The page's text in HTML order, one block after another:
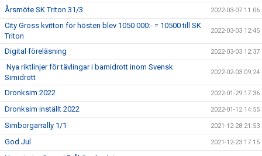
Årsmöte SK Triton 31/3 2022-03-07 11:06
City Gross kvitton för hösten blev 1050 000:- = 10500 till SK
Triton
2022-03-03 12:45
Digital föreläsning 2022-03-03 12:37
Nya riktlinjer för tävlingar i barnidrott inom Svensk
Simidrott
2022-02-03 09:24
Dronksim 2022 2022-01-29 17:36
Dronksim inställt 2022 2022-01-12 14:55
Simborgarrally 1/1 2021-12-28 21:53
God Jul 2021-12-23 17:15